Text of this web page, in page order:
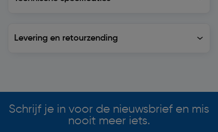
Levering en retourzending
Schrijf je in voor de nieuwsbrief en mis
nooit meer iets.